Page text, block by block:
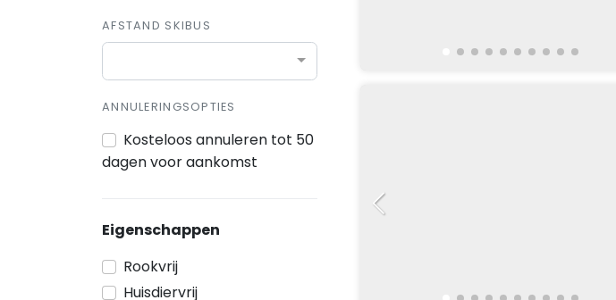
AFSTAND SKIBUS
ANNULERINGSOPTIES
Kosteloos annuleren tot 50
dagen voor aankomst
Eigenschappen
Rookvrij
Huisdiervrij